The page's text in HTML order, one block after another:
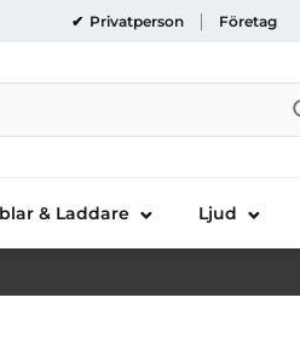
Privatperson Företag
& Laddare Ljud